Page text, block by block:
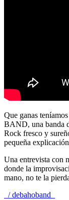
Que ganas
BAND, una banda
Rock fresco y
pequeña
Una entrevista con
donde la
mano, no te la
/ debahoband